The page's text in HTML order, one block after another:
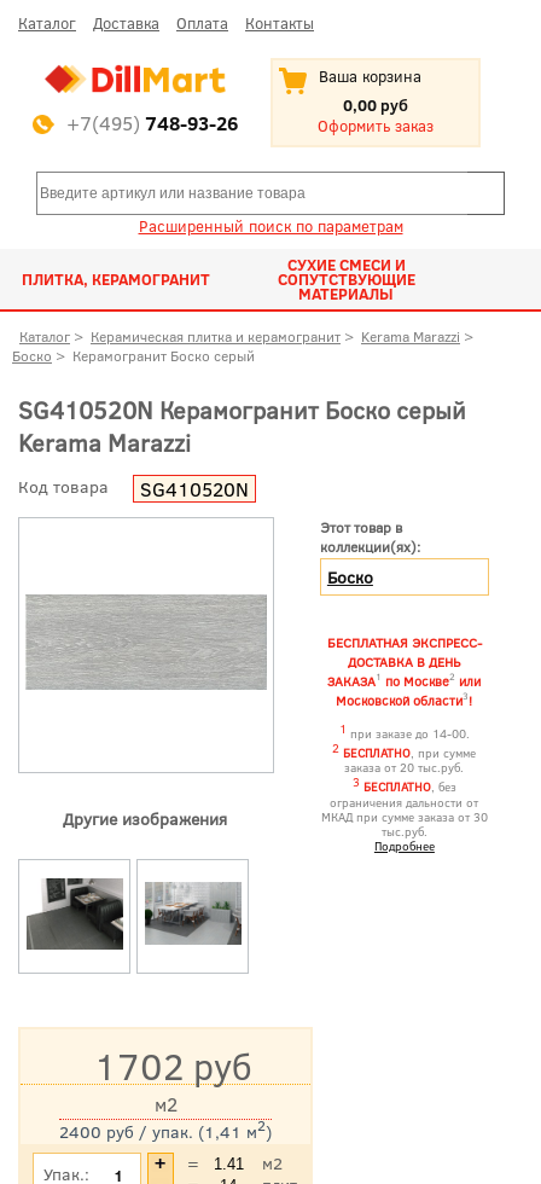
Каталог Доставка Оплата Контакты
+7(495) 748-93-26
Ваша корзина
0,00 руб
Оформить заказ
Расширенный поиск по параметрам
ПЛИТКА, КЕРАМОГРАНИТ
СУХИЕ СМЕСИ И
СОПУТСТВУЮЩИЕ
МАТЕРИАЛЫ
Каталог > Керамическая плитка и керамогранит > Kerama Marazzi >
Боско > Керамогранит Боско серый
SG410520N Керамогранит Боско серый
Kerama Marazzi
Код товара SG410520N
Другие изображения
Этот товар в
коллекции(ях):
Боско
БЕСПЛАТНАЯ ЭКСПРЕСС-
ДОСТАВКА В ДЕНЬ
ЗАКАЗА1 по Москве2 или
Московской области3!
1 при заказе до 14-00.
2 БЕСПЛАТНО, при сумме
заказа от 20 тыс.руб.
3 БЕСПЛАТНО, без
ограничения дальности от
МКАД при сумме заказа от 30
тыс.руб.
Подробнее
1702 руб
2400 руб / упак. (1,41 м2)
м2
*Цена указана с учетом НДС
Упак.: =
м2